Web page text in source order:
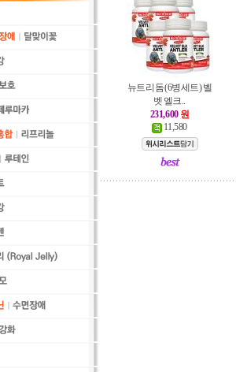
뉴트리돔 (6병세트) 벨
벳 엘크..
231,600 원
11,580